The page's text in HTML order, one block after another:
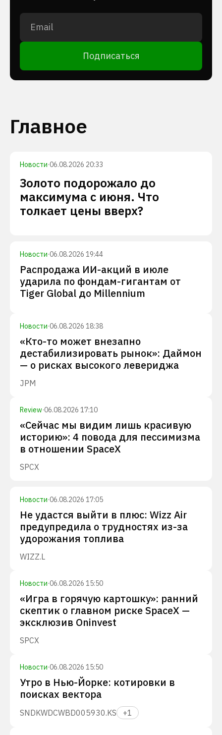
Подписаться
Главное
Новости·06.08.2026 20:33
Золото подорожало до
максимума с июня. Что
толкает цены вверх?
Новости·06.08.2026 19:44
Распродажа ИИ-акций в июле
ударила по фондам-гигантам от
Tiger Global до Millennium
Новости·06.08.2026 18:38
«Кто-то может внезапно
дестабилизировать рынок»: Даймон
— о рисках высокого левериджа
JPM
Review·06.08.2026 17:10
«Сейчас мы видим лишь красивую
историю»: 4 повода для пессимизма
в отношении SpaceX
SPCX
Новости·06.08.2026 17:05
Не удастся выйти в плюс: Wizz Air
предупредила о трудностях из-за
удорожания топлива
WIZZ.L
Новости·06.08.2026 15:50
«Игра в горячую картошку»: ранний
скептик о главном риске SpaceX —
эксклюзив Oninvest
SPCX
Новости·06.08.2026 15:50
Утро в Нью-Йорке: котировки в
поисках вектора
SNDKWDCWBD005930.KS +1